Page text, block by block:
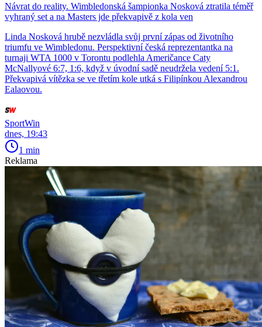
Návrat do reality. Wimbledonská šampionka Nosková ztratila téměř
vyhraný set a na Masters jde překvapivě z kola ven
Linda Nosková hrubě nezvládla svůj první zápas od životního
triumfu ve Wimbledonu. Perspektivní česká reprezentantka na
turnaji WTA 1000 v Torontu podlehla Američance Caty
McNallyové 6:7, 1:6, když v úvodní sadě neudržela vedení 5:1.
Překvapivá vítězka se ve třetím kole utká s Filipínkou Alexandrou
Ealaovou.
SportWin
dnes, 19:43
1 min
Reklama